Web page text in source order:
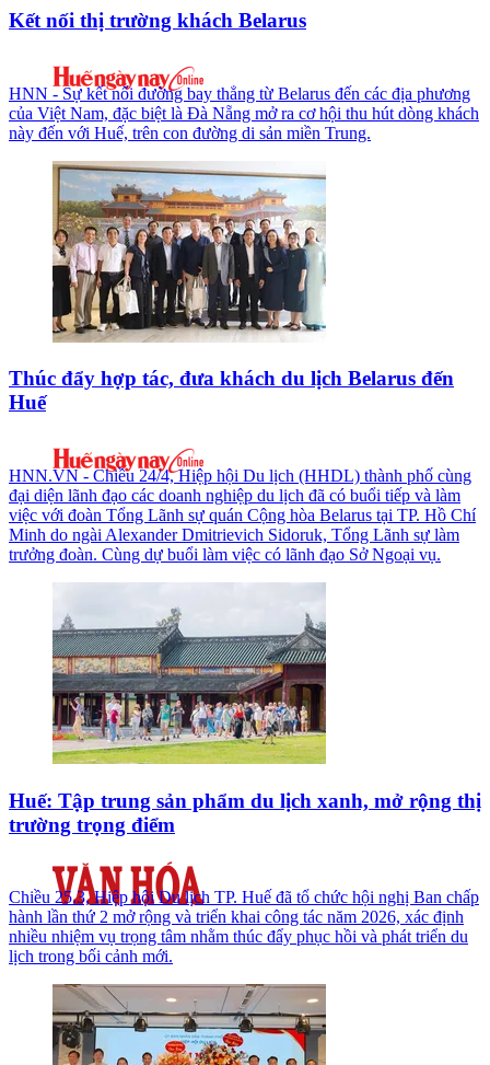
Kết nối thị trường khách Belarus
HNN - Sự kết nối đường bay thẳng từ Belarus đến các địa phương
của Việt Nam, đặc biệt là Đà Nẵng mở ra cơ hội thu hút dòng khách
này đến với Huế, trên con đường di sản miền Trung.
Thúc đẩy hợp tác, đưa khách du lịch Belarus đến
Huế
HNN.VN - Chiều 24/4, Hiệp hội Du lịch (HHDL) thành phố cùng
đại diện lãnh đạo các doanh nghiệp du lịch đã có buổi tiếp và làm
việc với đoàn Tổng Lãnh sự quán Cộng hòa Belarus tại TP. Hồ Chí
Minh do ngài Alexander Dmitrievich Sidoruk, Tổng Lãnh sự làm
trưởng đoàn. Cùng dự buổi làm việc có lãnh đạo Sở Ngoại vụ.
Huế: Tập trung sản phẩm du lịch xanh, mở rộng thị
trường trọng điểm
Chiều 25.3, Hiệp hội Du lịch TP. Huế đã tổ chức hội nghị Ban chấp
hành lần thứ 2 mở rộng và triển khai công tác năm 2026, xác định
nhiều nhiệm vụ trọng tâm nhằm thúc đẩy phục hồi và phát triển du
lịch trong bối cảnh mới.